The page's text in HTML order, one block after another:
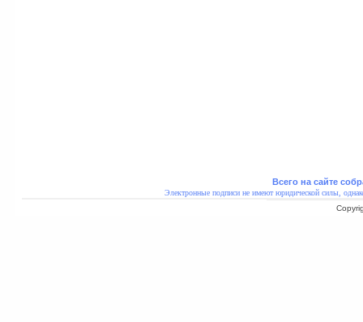
Всего на сайте
Электронные подписи не имеют юридической силы,